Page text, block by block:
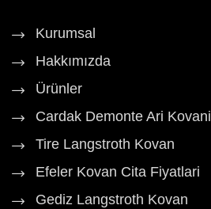
Kurumsal
Hakkımızda
Ürünler
Cardak Demonte Ari Kovani
Tire Langstroth Kovan
Efeler Kovan Cita Fiyatlari
Gediz Langstroth Kovan